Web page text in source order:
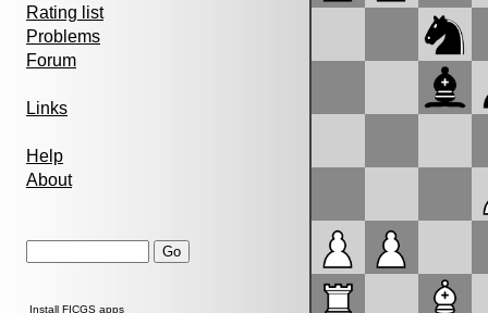
Rating list
Problems
Forum
Links
Help
About
Install FICGS apps